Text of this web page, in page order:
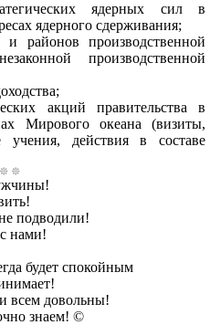
ядерных сил в
ядерного сдерживания;
и районов производственной
производственной
акций правительства в
Мирового океана (визиты,
учения, действия в составе
подводили!
нами!
будет спокойным
всем довольны!
знаем! ©